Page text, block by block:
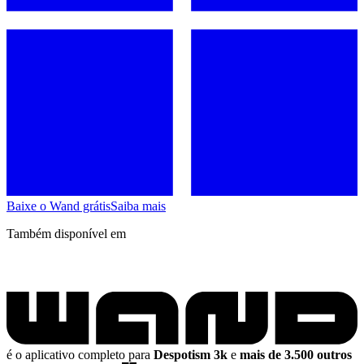
Baixe o Wand grátisSaiba mais
Também disponível em
é o aplicativo completo para Despotism 3k e mais de 3.500 outros